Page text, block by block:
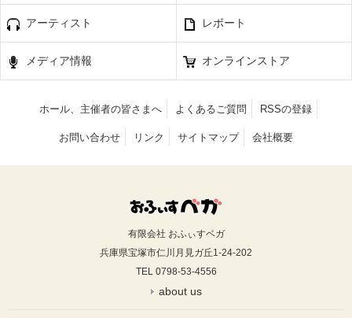
アーティスト レポート
メディア情報 オンラインストア
ホール、主催者の皆さまへ よくあるご質問 RSSの登録
お問い合わせ リンク サイトマップ 会社概要
有限会社 おふぃすベガ
兵庫県宝塚市仁川月見ガ丘1-24-202
TEL 0798-53-4556
about us